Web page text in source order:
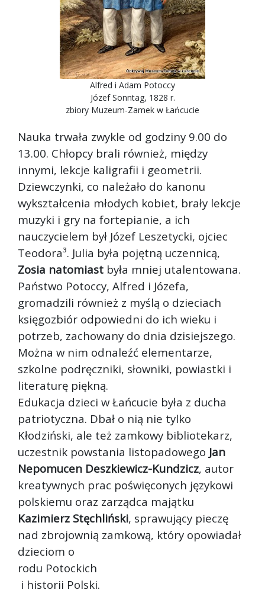
Alfred i Adam Potoccy
Józef Sonntag, 1828 r.
zbiory Muzeum-Zamek w Łańcucie
Nauka trwała zwykle od godziny 9.00 do
13.00. Chłopcy brali również, między
innymi, lekcje kaligrafii i geometrii.
Dziewczynki, co należało do kanonu
wykształcenia młodych kobiet, brały lekcje
muzyki i gry na fortepianie, a ich
nauczycielem był Józef Leszetycki, ojciec
Teodora³. Julia była pojętną uczennicą,
Zosia natomiast była mniej utalentowana.
Państwo Potoccy, Alfred i Józefa,
gromadzili również z myślą o dzieciach
księgozbiór odpowiedni do ich wieku i
potrzeb, zachowany do dnia dzisiejszego.
Można w nim odnaleźć elementarze,
szkolne podręczniki, słowniki, powiastki i
literaturę piękną.
Edukacja dzieci w Łańcucie była z ducha
patriotyczna. Dbał o nią nie tylko
Kłodziński, ale też zamkowy bibliotekarz,
uczestnik powstania listopadowego Jan
Nepomucen Deszkiewicz-Kundzicz, autor
kreatywnych prac poświęconych językowi
polskiemu oraz zarządca majątku
Kazimierz Stęchliński, sprawujący pieczę
nad zbrojownią zamkową, który opowiadał
dzieciom o
rodu Potockich
i historii Polski.